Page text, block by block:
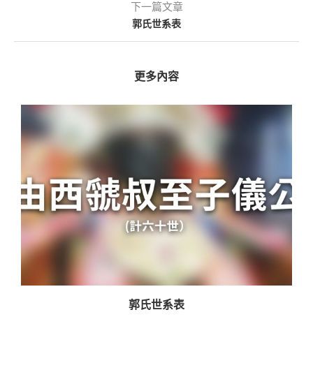
下一篇文章
郭氏世系表
更多內容
郭氏世系表